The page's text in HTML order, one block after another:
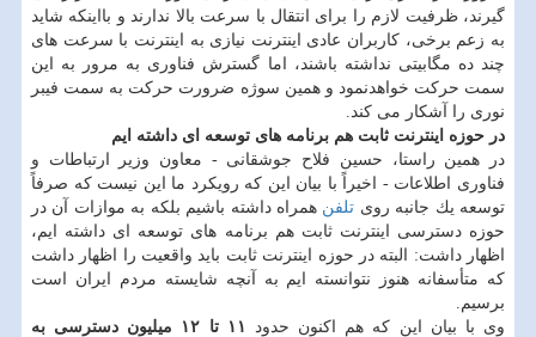
گیرند، ظرفیت لازم را برای انتقال با سرعت بالا ندارند و بااینكه شاید
به زعم برخی، كاربران عادی اینترنت نیازی به اینترنت با سرعت های
چند ده مگابیتی نداشته باشند، اما گسترش فناوری به مرور به این
سمت حركت خواهدنمود و همین سوژه ضرورت حركت به سمت فیبر
نوری را آشكار می كند.
در حوزه اینترنت ثابت هم برنامه های توسعه ای داشته ایم
در همین راستا، حسین فلاح جوشقانی - معاون وزیر ارتباطات و
فناوری اطلاعات - اخیراً با بیان این كه رویكرد ما این نیست كه صرفاً
توسعه یك جانبه روی تلفن همراه داشته باشیم بلكه به موازات آن در
حوزه دسترسی اینترنت ثابت هم برنامه های توسعه ای داشته ایم،
اظهار داشت: البته در حوزه اینترنت ثابت باید واقعیت را اظهار داشت
كه متأسفانه هنوز نتوانسته ایم به آنچه شایسته مردم ایران است
برسیم.
وی با بیان این كه هم اكنون حدود
۱۱ تا ۱۲ میلیون دسترسی به